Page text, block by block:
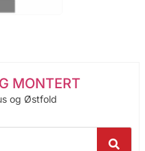
MONTERT
og Østfold